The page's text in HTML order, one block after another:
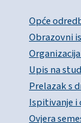
Opće
Obrazovni
Upis na
Prelazak s
Ispitivanje i
Ovjera